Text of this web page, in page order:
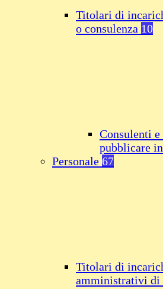
Titolari di
o consulenza 10
Consulenti
pubblicare
Personale 67
Titolari di
amministrativi di